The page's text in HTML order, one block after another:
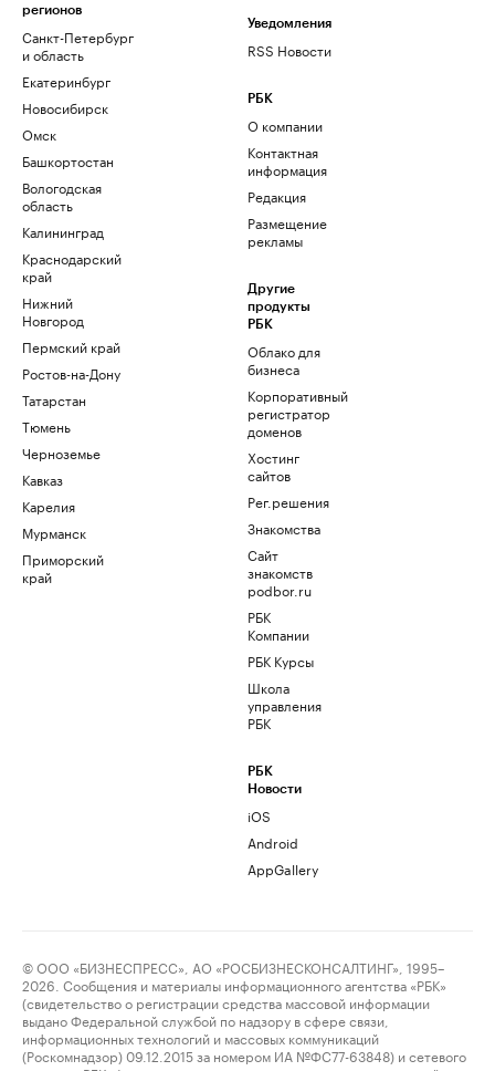
регионов
Санкт-Петербург
и область
Екатеринбург
Новосибирск
Омск
Башкортостан
Вологодская
область
Калининград
Краснодарский
край
Нижний
Новгород
Пермский край
Ростов-на-Дону
Татарстан
Тюмень
Черноземье
Кавказ
Карелия
Мурманск
Приморский
край
Уведомления
RSS Новости
РБК
О компании
Контактная
информация
Редакция
Размещение
рекламы
Другие
продукты
РБК
Облако для
бизнеса
Корпоративный
регистратор
доменов
Хостинг
сайтов
Рег.решения
Знакомства
Сайт
знакомств
podbor.ru
РБК
Компании
РБК Курсы
Школа
управления
РБК
РБК
Новости
iOS
Android
AppGallery
© ООО «БИЗНЕСПРЕСС», АО «РОСБИЗНЕСКОНСАЛТИНГ», 1995–
2026. Сообщения и материалы информационного агентства «РБК»
(свидетельство о регистрации средства массовой информации
выдано Федеральной службой по надзору в сфере связи,
информационных технологий и массовых коммуникаций
(Роскомнадзор) 09.12.2015 за номером ИА №ФС77-63848) и сетевого